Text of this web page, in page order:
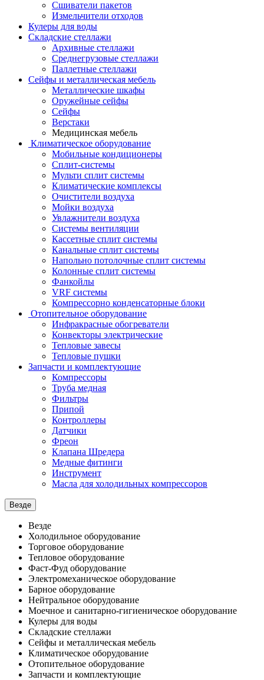
Сшиватели пакетов
Измельчители отходов
Кулеры для воды
Складские стеллажи
Архивные стеллажи
Среднегрузовые стеллажи
Паллетные стеллажи
Сейфы и металлическая мебель
Металлические шкафы
Оружейные сейфы
Сейфы
Верстаки
Медицинская мебель
Климатическое оборудование
Мобильные кондиционеры
Сплит-системы
Мульти сплит системы
Климатические комплексы
Очистители воздуха
Мойки воздуха
Увлажнители воздуха
Системы вентиляции
Кассетные сплит системы
Канальные сплит системы
Напольно потолочные сплит системы
Колонные сплит системы
Фанкойлы
VRF системы
Компрессорно конденсаторные блоки
Отопительное оборудование
Инфракрасные обогреватели
Конвекторы электрические
Тепловые завесы
Тепловые пушки
Запчасти и комплектующие
Компрессоры
Труба медная
Фильтры
Припой
Контроллеры
Датчики
Фреон
Клапана Шредера
Медные фитинги
Инструмент
Масла для холодильных компрессоров
Везде
Везде
Холодильное оборудование
Торговое оборудование
Тепловое оборудование
Фаст-Фуд оборудование
Электромеханическое оборудование
Барное оборудование
Нейтральное оборудование
Моечное и санитарно-гигиеническое оборудование
Кулеры для воды
Складские стеллажи
Сейфы и металлическая мебель
Климатическое оборудование
Отопительное оборудование
Запчасти и комплектующие